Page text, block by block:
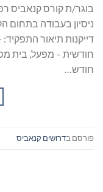
בוגר/ת קורס קנאביס
ניסיון בעבודה בתחום
דייקנות תיאור
חודשית – מפעל, בית
חודש…
פורסם בדרושים קנאביס